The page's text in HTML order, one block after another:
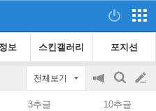
보 스킨갤러리 포지션
전체보기
공
지
검
색
글
3추글 10추글